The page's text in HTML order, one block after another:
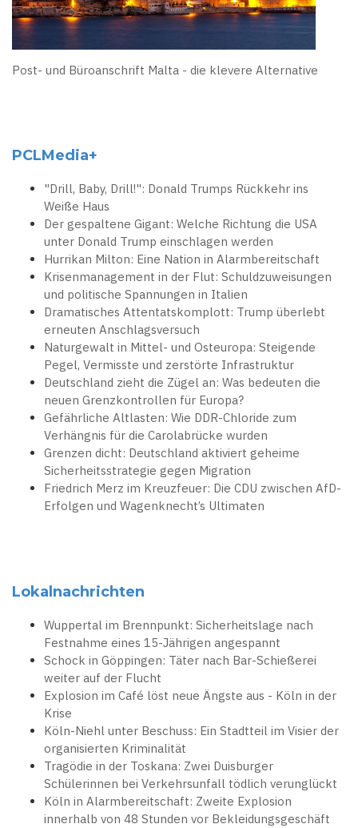
Post- und Büroanschrift Malta - die klevere Alternative
PCLMedia+
"Drill, Baby, Drill!": Donald Trumps Rückkehr ins
Weiße Haus
Der gespaltene Gigant: Welche Richtung die USA
unter Donald Trump einschlagen werden
Hurrikan Milton: Eine Nation in Alarmbereitschaft
Krisenmanagement in der Flut: Schuldzuweisungen
und politische Spannungen in Italien
Dramatisches Attentatskomplott: Trump überlebt
erneuten Anschlagsversuch
Naturgewalt in Mittel- und Osteuropa: Steigende
Pegel, Vermisste und zerstörte Infrastruktur
Deutschland zieht die Zügel an: Was bedeuten die
neuen Grenzkontrollen für Europa?
Gefährliche Altlasten: Wie DDR-Chloride zum
Verhängnis für die Carolabrücke wurden
Grenzen dicht: Deutschland aktiviert geheime
Sicherheitsstrategie gegen Migration
Friedrich Merz im Kreuzfeuer: Die CDU zwischen AfD-
Erfolgen und Wagenknecht’s Ultimaten
Lokalnachrichten
Wuppertal im Brennpunkt: Sicherheitslage nach
Festnahme eines 15-Jährigen angespannt
Schock in Göppingen: Täter nach Bar-Schießerei
weiter auf der Flucht
Explosion im Café löst neue Ängste aus - Köln in der
Krise
Köln-Niehl unter Beschuss: Ein Stadtteil im Visier der
organisierten Kriminalität
Tragödie in der Toskana: Zwei Duisburger
Schülerinnen bei Verkehrsunfall tödlich verunglückt
Köln in Alarmbereitschaft: Zweite Explosion
innerhalb von 48 Stunden vor Bekleidungsgeschäft